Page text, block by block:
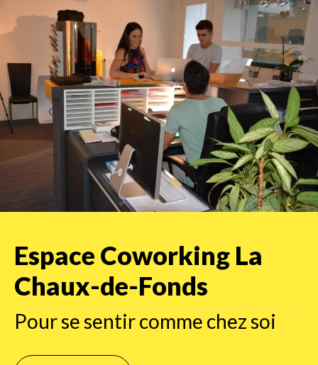
Espace Coworking La
Chaux-de-Fonds
Pour se sentir comme chez soi